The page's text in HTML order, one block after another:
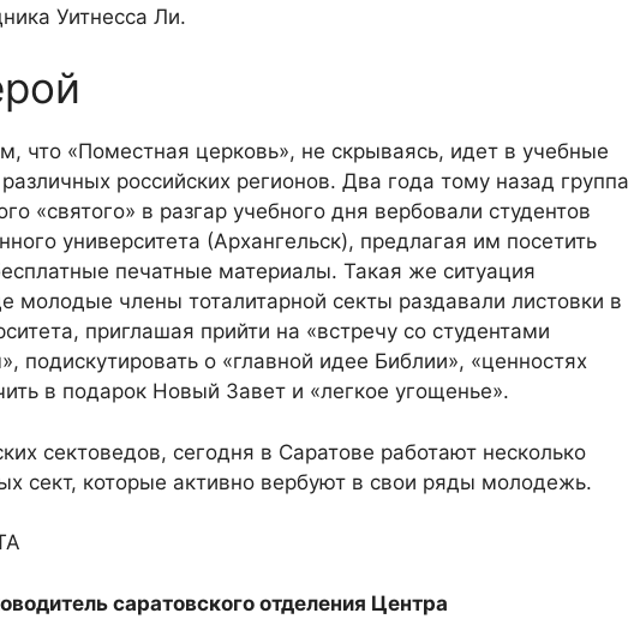
Уитнесса Ли.
что «Поместная церковь», не скрываясь, идет в учебные
российских регионов. Два года тому назад группа
«святого» в разгар учебного дня вербовали студентов
университета (Архангельск), предлагая им посетить
печатные материалы. Такая же ситуация
молодые члены тоталитарной секты раздавали листовки в
приглашая прийти на «встречу со студентами
подискутировать о «главной идее Библии», «ценностях
в подарок Новый Завет и «легкое угощенье».
сектоведов, сегодня в Саратове работают несколько
сект, которые активно вербуют в свои ряды молодежь.
саратовского отделения Центра